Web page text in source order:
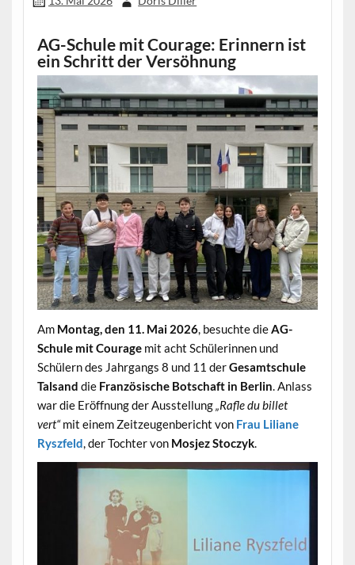
AG-Schule mit Courage: Erinnern ist
ein Schritt der Versöhnung
Am Montag, den 11. Mai 2026, besuchte dieAG-
Schule mit Couragemit acht Schülerinnen und
Schülern des Jahrgangs 8 und 11 derGesamtschule
Talsand die Französische Botschaft in Berlin. Anlass
war die Eröffnung der Ausstellung„Rafle du billet
vert“mit einem Zeitzeugenbericht von Frau Liliane
Ryszfeld, der Tochter von Mosjez Stoczyk.